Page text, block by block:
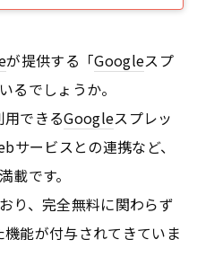
が提供する「Googleスプ
るでしょうか。
用できるGoogleスプレッ
サービスとの連携など、
載です。
り、完全無料に関わらず
能が付与されてきていま